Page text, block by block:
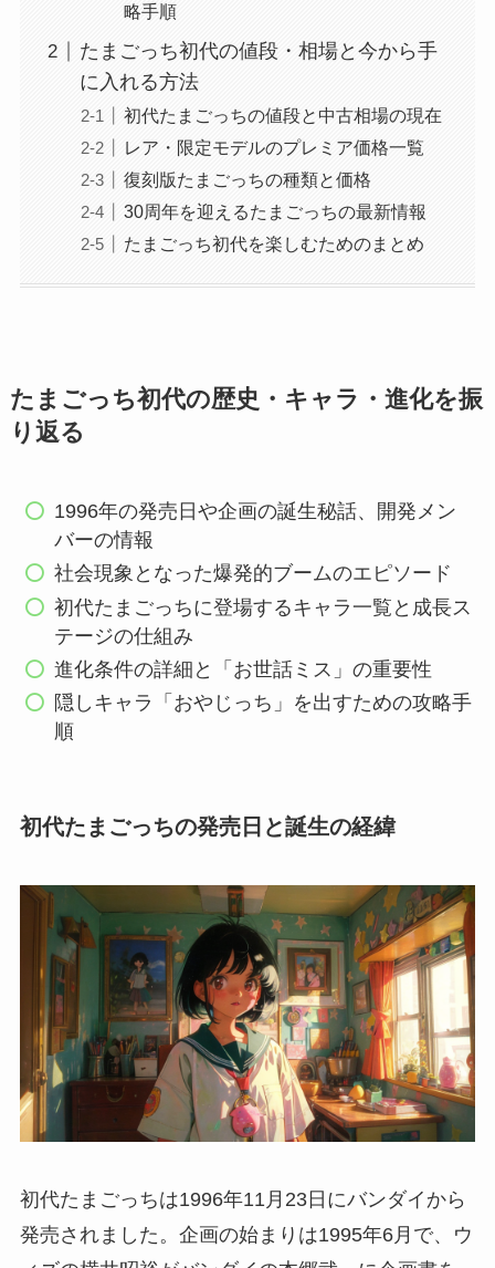
略手順
たまごっち初代の値段・相場と今から手
に入れる方法
初代たまごっちの値段と中古相場の現在
レア・限定モデルのプレミア価格一覧
復刻版たまごっちの種類と価格
30周年を迎えるたまごっちの最新情報
たまごっち初代を楽しむためのまとめ
たまごっち初代の歴史・キャラ・進化を振
り返る
1996年の発売日や企画の誕生秘話、開発メン
バーの情報
社会現象となった爆発的ブームのエピソード
初代たまごっちに登場するキャラ一覧と成長ス
テージの仕組み
進化条件の詳細と「お世話ミス」の重要性
隠しキャラ「おやじっち」を出すための攻略手
順
初代たまごっちの発売日と誕生の経緯
初代たまごっちは1996年11月23日にバンダイから
発売されました。企画の始まりは1995年6月で、ウ